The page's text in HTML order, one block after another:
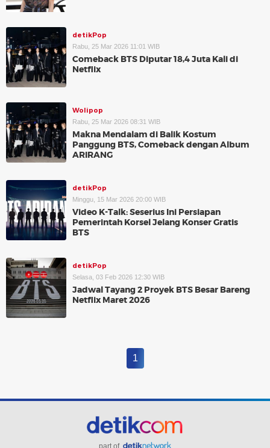
detikPop
Rabu, 25 Mar 2026 11:01 WIB
Comeback BTS Diputar 18,4 Juta Kali di
Netflix
Wolipop
Rabu, 25 Mar 2026 08:31 WIB
Makna Mendalam di Balik Kostum
Panggung BTS, Comeback dengan Album
ARIRANG
detikPop
Minggu, 15 Mar 2026 20:00 WIB
Video K-Talk: Seserius Ini Persiapan
Pemerintah Korsel Jelang Konser Gratis
BTS
detikPop
Selasa, 03 Feb 2026 12:30 WIB
Jadwal Tayang 2 Proyek BTS Besar Bareng
Netflix Maret 2026
1
part of